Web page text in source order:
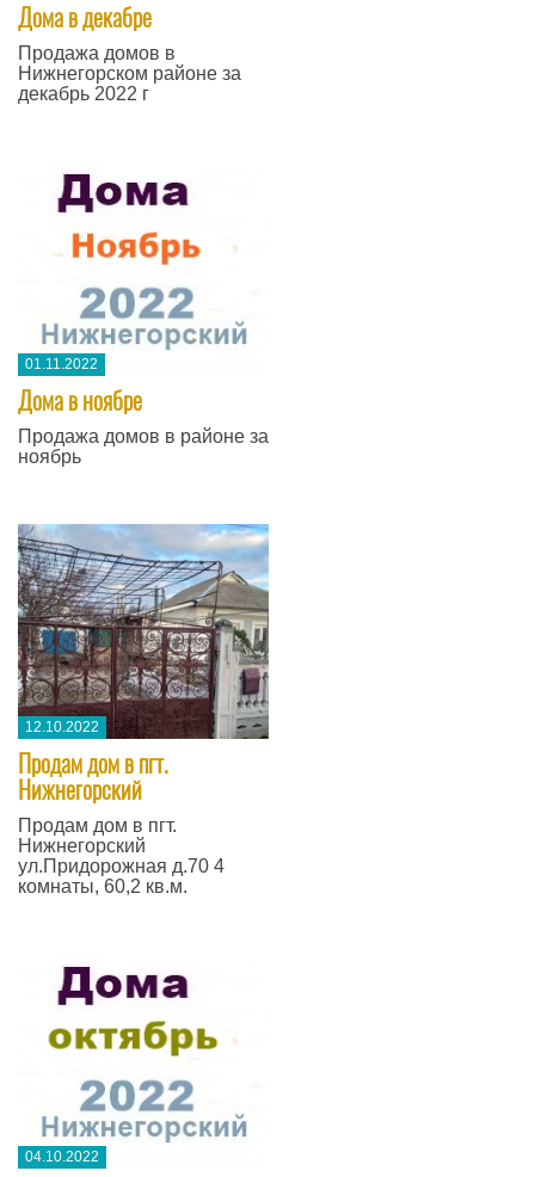
Дома в декабре
Продажа домов в
Нижнегорском районе за
декабрь 2022 г
01.11.2022
Дома в ноябре
Продажа домов в районе за
ноябрь
12.10.2022
Продам дом в пгт.
Нижнегорский
Продам дом в пгт.
Нижнегорский
ул.Придорожная д.70 4
комнаты, 60,2 кв.м.
04.10.2022